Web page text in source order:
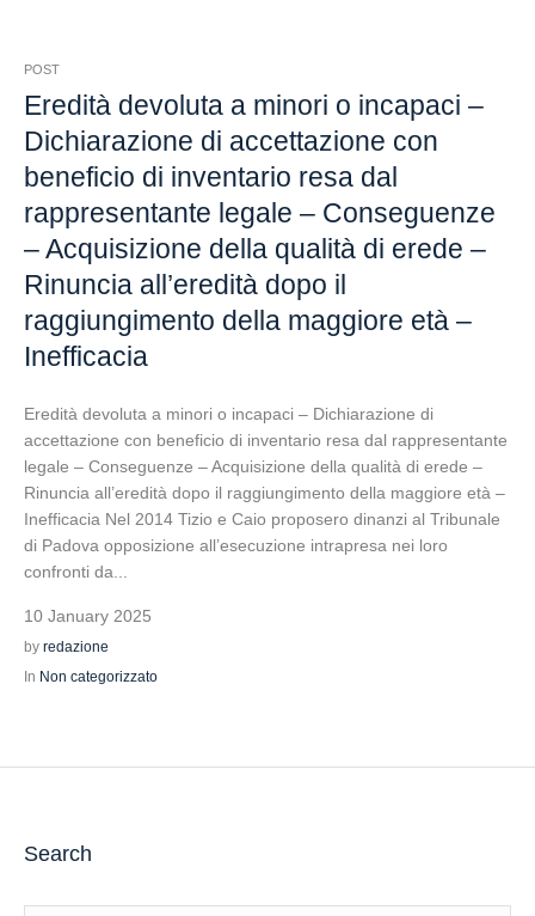
POST
Eredità devoluta a minori o incapaci –
Dichiarazione di accettazione con
beneficio di inventario resa dal
rappresentante legale – Conseguenze
– Acquisizione della qualità di erede –
Rinuncia all’eredità dopo il
raggiungimento della maggiore età –
Inefficacia
Eredità devoluta a minori o incapaci – Dichiarazione di
accettazione con beneficio di inventario resa dal rappresentante
legale – Conseguenze – Acquisizione della qualità di erede –
Rinuncia all’eredità dopo il raggiungimento della maggiore età –
Inefficacia Nel 2014 Tizio e Caio proposero dinanzi al Tribunale
di Padova opposizione all’esecuzione intrapresa nei loro
confronti da...
10 January 2025
by redazione
In Non categorizzato
Search